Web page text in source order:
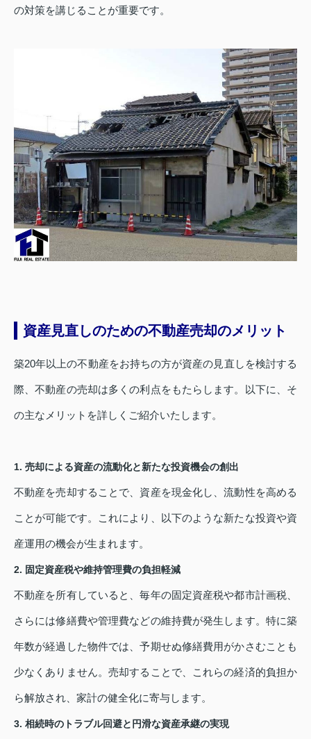
の対策を講じることが重要です。
資産見直しのための不動産売却のメリット
築20年以上の不動産をお持ちの方が資産の見直しを検討する
際、不動産の売却は多くの利点をもたらします。以下に、そ
の主なメリットを詳しくご紹介いたします。
1. 売却による資産の流動化と新たな投資機会の創出
不動産を売却することで、資産を現金化し、流動性を高める
ことが可能です。これにより、以下のような新たな投資や資
産運用の機会が生まれます。
2. 固定資産税や維持管理費の負担軽減
不動産を所有していると、毎年の固定資産税や都市計画税、
さらには修繕費や管理費などの維持費が発生します。特に築
年数が経過した物件では、予期せぬ修繕費用がかさむことも
少なくありません。売却することで、これらの経済的負担か
ら解放され、家計の健全化に寄与します。
3. 相続時のトラブル回避と円滑な資産承継の実現